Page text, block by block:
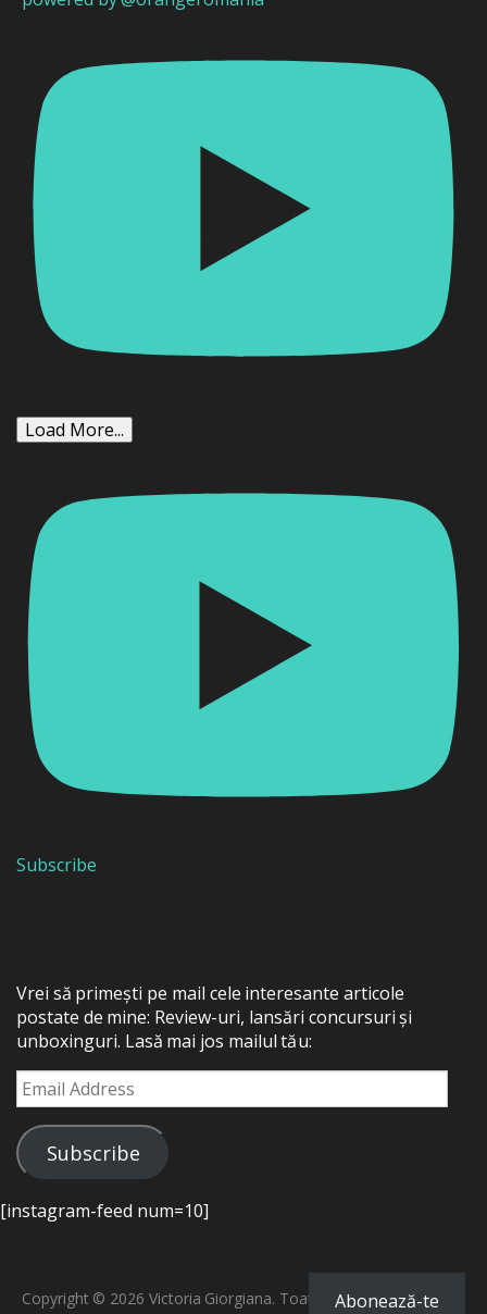
Load More...
Subscribe
Vrei să primești pe mail cele interesante articole
postate de mine: Review-uri, lansări concursuri și
unboxinguri. Lasă mai jos mailul tău:
Email
Address
Subscribe
[instagram-feed num=10]
Copyright © 2026 Victoria Giorgiana. Toate drepturile rezervate.
Abonează-te